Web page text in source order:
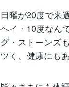
日曜が20度で来
ヘイ・10度なん
グ・ストーンズ
ツく、健康にも